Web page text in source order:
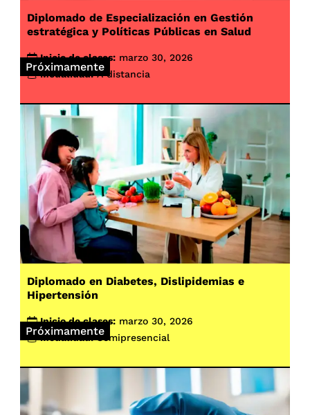
Próximamente
Diplomado de Especialización en Gestión
estratégica y Políticas Públicas en Salud
Inicio de clases: marzo 30, 2026
Modalidad: A distancia
Próximamente
Diplomado en Diabetes, Dislipidemias e
Hipertensión
Inicio de clases: marzo 30, 2026
Modalidad: Semipresencial